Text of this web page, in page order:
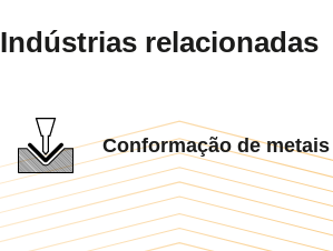
Indústrias relacionadas
View
Industry
Conformação de metais